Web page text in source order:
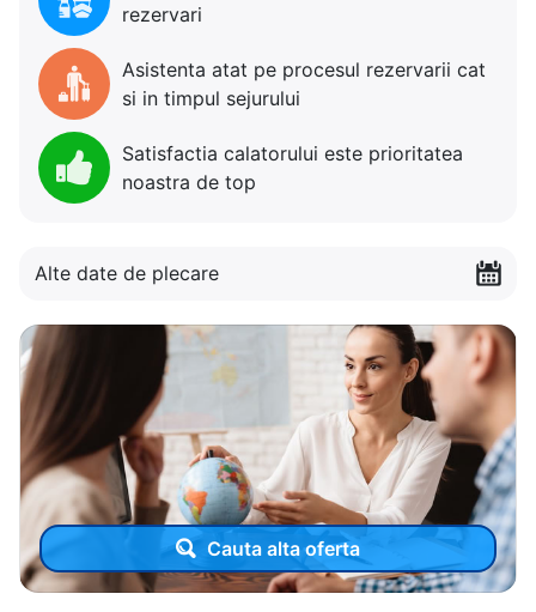
rezervari
Asistenta atat pe procesul rezervarii cat
si in timpul sejurului
Satisfactia calatorului este prioritatea
noastra de top
Alte date de plecare
Cauta alta oferta